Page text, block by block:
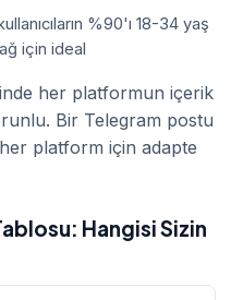
%90'ı 18-34 yaş
için ideal
her platformun içerik
Bir Telegram postu
platform için adapte
Hangisi Sizin